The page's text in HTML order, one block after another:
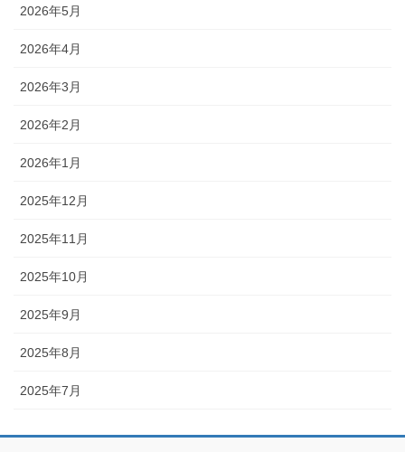
2026年5月
2026年4月
2026年3月
2026年2月
2026年1月
2025年12月
2025年11月
2025年10月
2025年9月
2025年8月
2025年7月